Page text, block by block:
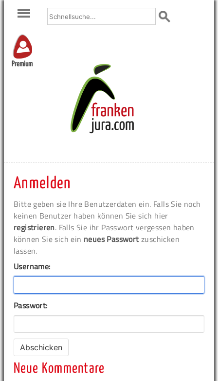
Premium
Anmelden
Bitte geben sie Ihre Benutzerdaten ein. Falls Sie noch
keinen Benutzer haben können Sie sich hier
registrieren. Falls Sie ihr Passwort vergessen haben
können Sie sich ein neues Passwort zuschicken
lassen.
Username:
Passwort:
Neue Kommentare